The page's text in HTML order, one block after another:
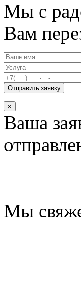
Мы с
Вам
×
Ваша
Мы